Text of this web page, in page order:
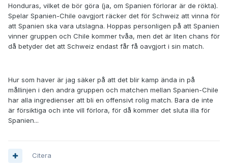
Honduras, vilket de bör göra (ja, om Spanien förlorar är de rökta).
Spelar Spanien-Chile oavgjort räcker det för Schweiz att vinna för
att Spanien ska vara utslagna. Hoppas personligen på att Spanien
vinner gruppen och Chile kommer tvåa, men det är liten chans för
då betyder det att Schweiz endast får få oavgjort i sin match.
Hur som haver är jag säker på att det blir kamp ända in på
mållinjen i den andra gruppen och matchen mellan Spanien-Chile
har alla ingredienser att bli en offensivt rolig match. Bara de inte
är försiktiga och inte vill förlora, för då kommer det sluta illa för
Spanien...
Citera